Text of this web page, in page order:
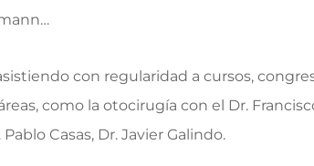
con regularidad a cursos,
como la otocirugía con el Dr.
Casas, Dr. Javier Galindo.